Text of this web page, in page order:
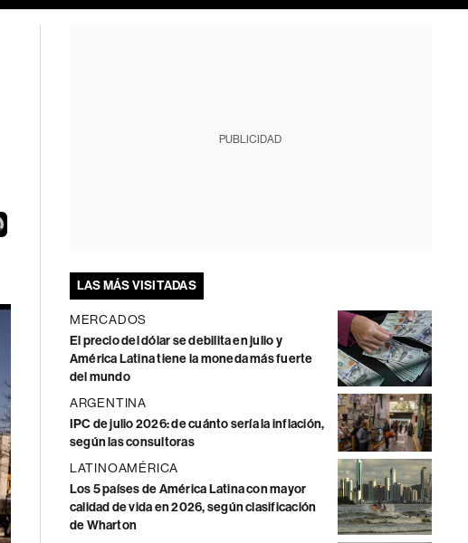
PUBLICIDAD
LAS MÁS VISITADAS
MERCADOS
El precio del dólar se debilita en julio y
América Latina tiene la moneda más fuerte
del mundo
ARGENTINA
IPC de julio 2026: de cuánto sería la inflación,
según las consultoras
LATINOAMÉRICA
Los 5 países de América Latina con mayor
calidad de vida en 2026, según clasificación
de Wharton